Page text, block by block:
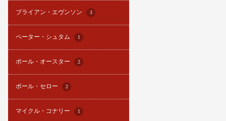
ブライアン・エヴンソン 3
ペーター・シュタム 1
ポール・オースター 2
ポール・セロー 2
マイクル・コナリー 1